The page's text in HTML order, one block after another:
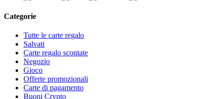
Categorie
Tutte le carte regalo
Salvati
Carte regalo scontate
Negozio
Gioco
Offerte promozionali
Carte di pagamento
Buoni Crypto